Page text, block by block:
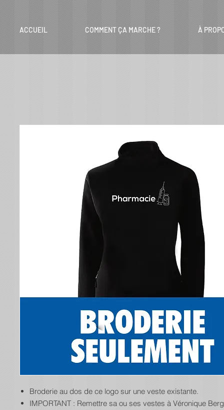
ACCUEIL COMMENT ÇA MARCHE ? À
Broderie au dos de ce logo sur une veste existante.
IMPORTANT : Remettre sa ou ses vestes à Véronique